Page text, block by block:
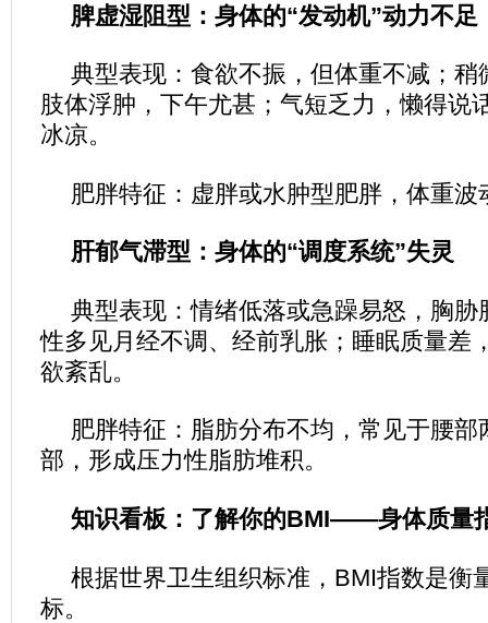
脾虚湿阻型：身体的“发动机”动力不足
典型表现：食欲不振，但体重不减；稍
肢体浮肿，下午尤甚；气短乏力，懒得说
冰凉。
肥胖特征：虚胖或水肿型肥胖，体重
肝郁气滞型：身体的“调度系统”失灵
典型表现：情绪低落或急躁易怒，胸胁
性多见月经不调、经前乳胀；睡眠质量差
欲紊乱。
肥胖特征：脂肪分布不均，常见于腰部
部，形成压力性脂肪堆积。
知识看板：了解你的BMI——身体质量
根据世界卫生组织标准，BMI指数是衡
标。